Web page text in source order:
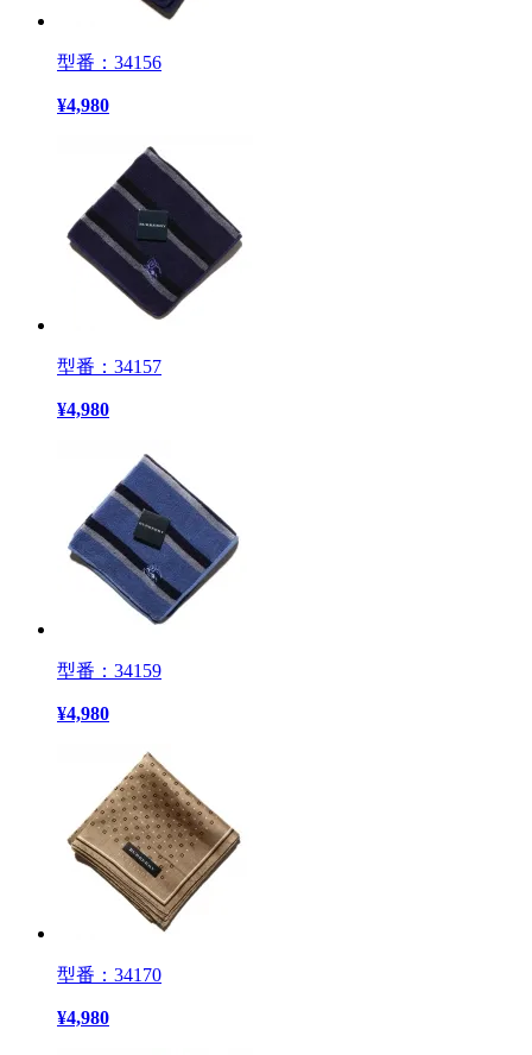
型番：34156
¥4,980
型番：34157
¥4,980
型番：34159
¥4,980
型番：34170
¥4,980